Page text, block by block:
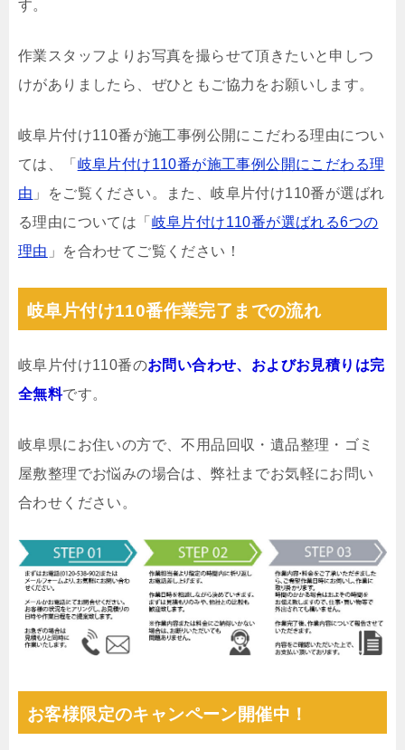
す。
作業スタッフよりお写真を撮らせて頂きたいと申しつ
けがありましたら、ぜひともご協力をお願いします。
岐阜片付け110番が施工事例公開にこだわる理由につい
ては、「 岐阜片付け110番が施工事例公開にこだわる理
由 」をご覧ください。また、岐阜片付け110番が選ばれ
る理由については「 岐阜片付け110番が選ばれる6つの
理由 」を合わせてご覧ください！
岐阜片付け110番作業完了までの流れ
岐阜片付け110番のお問い合わせ、およびお見積りは完
全無料です。
岐阜県にお住いの方で、不用品回収・遺品整理・ゴミ
屋敷整理でお悩みの場合は、弊社までお気軽にお問い
合わせください。
お客様限定のキャンペーン開催中！